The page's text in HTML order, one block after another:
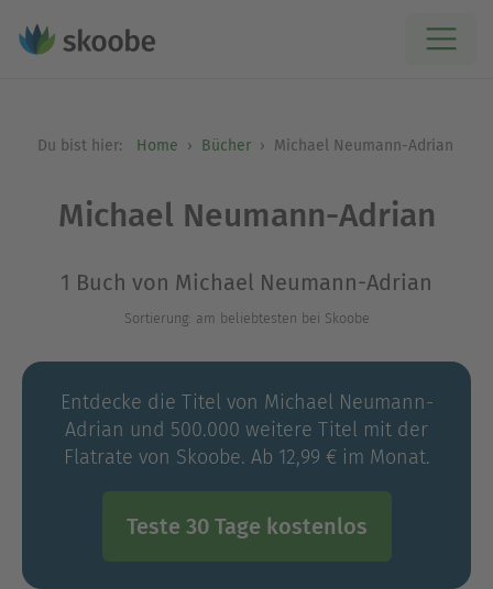
Du bist hier: Home Bücher Michael Neumann-Adrian
Michael Neumann-Adrian
1 Buch von Michael Neumann-Adrian
Sortierung: am beliebtesten bei Skoobe
Entdecke die Titel von Michael Neumann-
Adrian und 500.000 weitere Titel mit der
Flatrate von Skoobe. Ab 12,99 € im Monat.
Teste 30 Tage kostenlos